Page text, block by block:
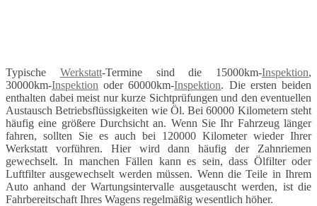
Typische Werkstatt-Termine sind die 15000km-Inspektion,
30000km-Inspektion oder 60000km-Inspektion. Die ersten beiden
enthalten dabei meist nur kurze Sichtprüfungen und den eventuellen
Austausch Betriebsflüssigkeiten wie Öl. Bei 60000 Kilometern steht
häufig eine größere Durchsicht an. Wenn Sie Ihr Fahrzeug länger
fahren, sollten Sie es auch bei 120000 Kilometer wieder Ihrer
Werkstatt vorführen. Hier wird dann häufig der Zahnriemen
gewechselt. In manchen Fällen kann es sein, dass Ölfilter oder
Luftfilter ausgewechselt werden müssen. Wenn die Teile in Ihrem
Auto anhand der Wartungsintervalle ausgetauscht werden, ist die
Fahrbereitschaft Ihres Wagens regelmäßig wesentlich höher.